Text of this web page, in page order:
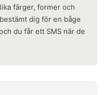
färger, former och
dig för en båge
du får ett SMS när de